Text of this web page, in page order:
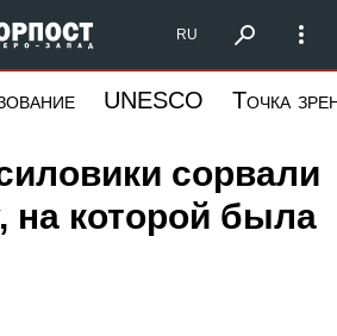
Форпост Северо-Запад
RU
UNESCO Точка
сорвали
на которой была